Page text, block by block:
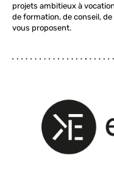
projets ambitieux à
de formation, de conseil,
vous proposent.